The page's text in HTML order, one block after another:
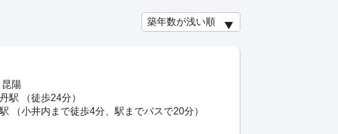
昆陽
駅 （徒歩24分）
（小井内まで徒歩4分、駅までバスで20分）